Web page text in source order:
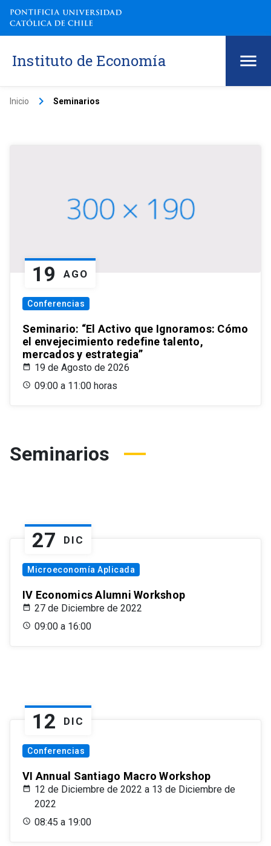
Instituto de Economía
Inicio keyboard_arrow_right Seminarios
19 AGO
Conferencias
Seminario: “El Activo que Ignoramos: Cómo
el envejecimiento redefine talento,
mercados y estrategia”
19 de Agosto de 2026
09:00 a 11:00 horas
Seminarios
27 DIC
Microeconomía Aplicada
IV Economics Alumni Workshop
27 de Diciembre de 2022
09:00 a 16:00
12 DIC
Conferencias
VI Annual Santiago Macro Workshop
12 de Diciembre de 2022 a 13 de Diciembre de
2022
08:45 a 19:00